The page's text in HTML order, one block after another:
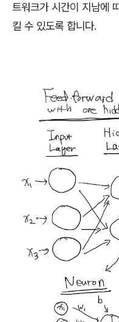
트워크가 시간이 지남에
킬 수 있도록 합니다.